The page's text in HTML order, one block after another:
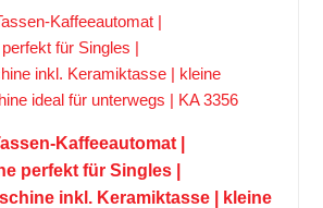
Kaffeeautomat |
perfekt für Singles |
inkl. Keramiktasse | kleine